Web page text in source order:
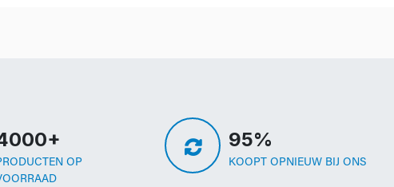
OP
95%
KOOPT OPNIEUW BIJ ONS